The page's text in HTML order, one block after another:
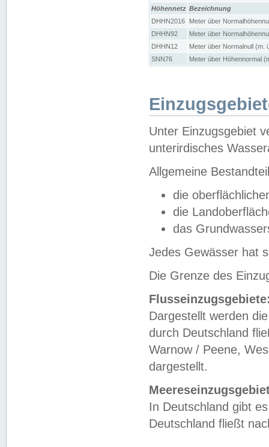
Höhennetz Bezeichnung
DHHN2016
Meter über
DHHN92
Meter über
DHHN12
Meter über Normalnull (m.
SNN76
Meter über Höhennormal
Unter Einzugsgebiet
unterirdisches
Allgemeine
die
die
das
Jedes Gewässer hat
Die Grenze des
Dargestellt werden
durch Deutschland
Warnow / Peene,
dargestellt.
In Deutschland gibt
Deutschland fließt